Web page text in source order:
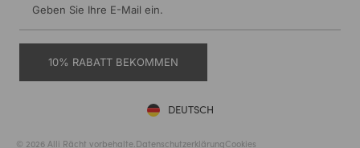
10% RABATT BEKOMMEN
DEUTSCH
ENGLISH
© 2026 Alli Rächt vorbehalte.DatenschutzerklärungCookies